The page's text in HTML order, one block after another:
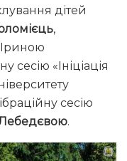
дітей
,
«Ініціація
сесію
.